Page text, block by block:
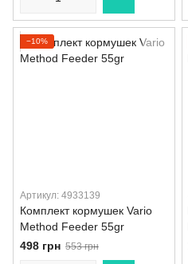
−10%
Артикул: 4933139
Комплект кормушек Vario
Method Feeder 55gr
498 грн 553 грн